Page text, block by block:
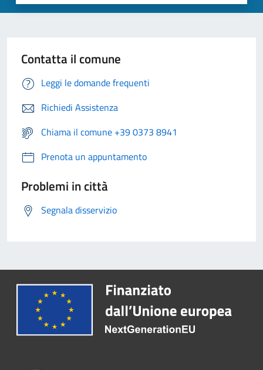
Contatta il comune
Leggi le domande frequenti
Richiedi Assistenza
Chiama il comune +39 0373 8941
Prenota un appuntamento
Problemi in città
Segnala disservizio